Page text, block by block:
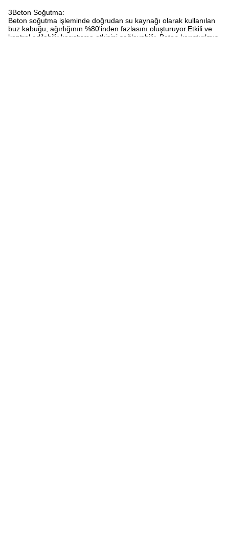
3Beton Soğutma:
Beton soğutma işleminde doğrudan su kaynağı olarak kullanılan
buz kabuğu, ağırlığının %80'inden fazlasını oluşturuyor.Etkili ve
kontrol edilebilir karıştırma etkisini sağlayabilir. Beton karıştırılmış